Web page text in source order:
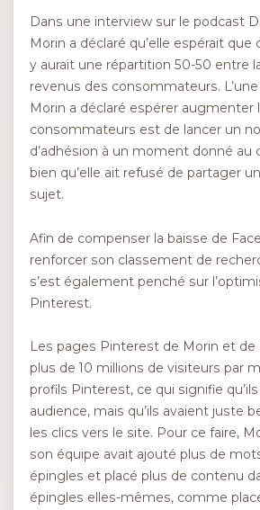
Dans une interview sur le podcast
Morin a déclaré qu’elle espérait que
y aurait une répartition 50-50 entre
revenus des consommateurs.
Morin a déclaré espérer augmenter
consommateurs est de lancer un
d’adhésion à un moment donné au
bien qu’elle ait refusé de partager
sujet.
Afin de compenser la baisse de
renforcer son classement de
s’est également penché sur
Pinterest.
Les pages Pinterest de Morin et
plus de 10 millions de visiteurs par
profils Pinterest, ce qui signifie
audience, mais qu’ils avaient juste
les clics vers le site. Pour ce faire,
son équipe avait ajouté plus de
épingles et placé plus de contenu
épingles elles-mêmes, comme